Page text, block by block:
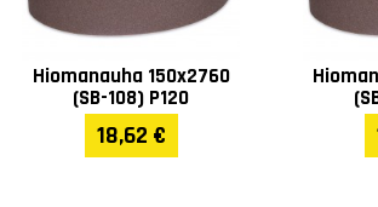
Hiomanauha 150x2760
(SB-108) P120
18,62 €